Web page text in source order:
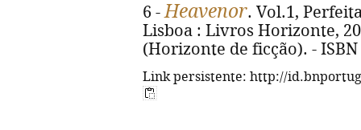
6 -Heavenor. Vol.1,
Lisboa : Livros Horizonte,
(Horizonte de ficção). - ISBN
Link persistente: http://